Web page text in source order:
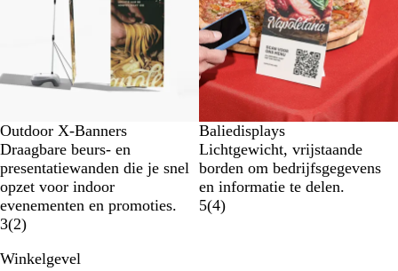
Outdoor X-Banners
Draagbare beurs- en
presentatiewanden die je snel
opzet voor indoor
evenementen en promoties.
3(2)
Baliedisplays
Lichtgewicht, vrijstaande
borden om bedrijfsgegevens
en informatie te delen.
5(4)
Winkelgevel